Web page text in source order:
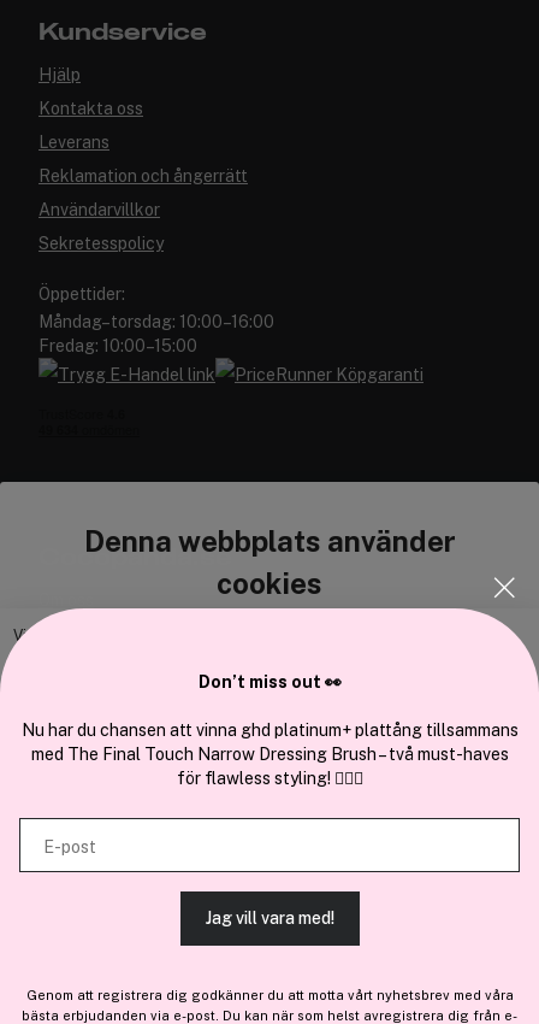
Denna webbplats använder
cookies
Vi använder enhetsidentifierare för att anpassa innehållet och
och annan information från din enhet till de sociala medier och annons-
och analysföretag som vi samarbetar med. Dessa kan i sin tur
kombinera informationen med annan information som du har
tillhandahållit eller som de har samlat in när du har använt deras
tjänster.
TILLÅT ALLA COOKIES
Kundservice
Hjälp
Kontakta oss
Leverans
Reklamation och ångerrätt
Användarvillkor
Sekretesspolicy
Öppettider:
Måndag–torsdag: 10:00–16:00
Fredag: 10:00–15:00
Cocopanda.se
En del avBrandsdal Group AS
Don’t miss out 👀
Nu har du chansen att vinna ghd platinum+ plattång tillsammans
med The Final Touch Narrow Dressing Brush – två must-haves
för flawless styling! 💇‍♀️✨
E-post
Jag vill vara med!
Genom att registrera dig godkänner du att motta vårt nyhetsbrev med våra
bästa erbjudanden via e-post. Du kan när som helst avregistrera dig från e-